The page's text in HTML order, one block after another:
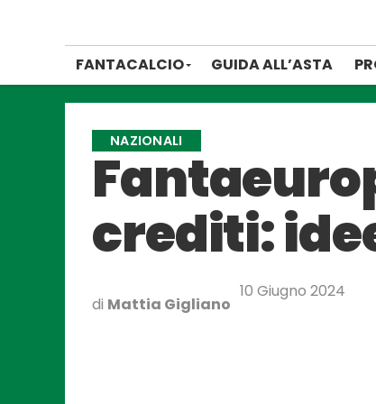
FANTACALCIO GUIDA ALL’ASTA
NAZIONALI
crediti:
di Mattia Gigliano
10 Giugno 2024